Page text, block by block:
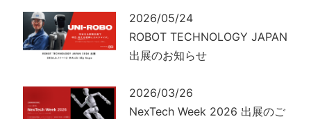
2026/05/24
ROBOT TECHNOLOGY JAPAN
出展のお知らせ
2026/03/26
NexTech Week 2026 出展のご